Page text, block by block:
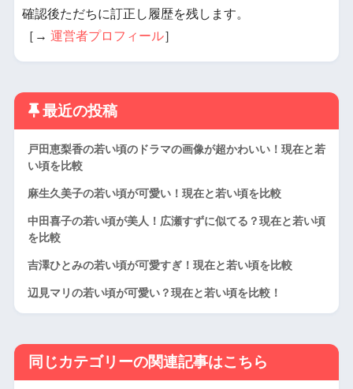
確認後ただちに訂正し履歴を残します。
［→ 運営者プロフィール］
最近の投稿
戸田恵梨香の若い頃のドラマの画像が超かわいい！現在と若
い頃を比較
麻生久美子の若い頃が可愛い！現在と若い頃を比較
中田喜子の若い頃が美人！広瀬すずに似てる？現在と若い頃
を比較
吉澤ひとみの若い頃が可愛すぎ！現在と若い頃を比較
辺見マリの若い頃が可愛い？現在と若い頃を比較！
同じカテゴリーの関連記事はこちら